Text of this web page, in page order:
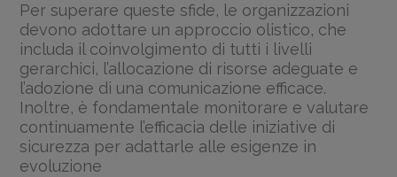
Per superare queste sfide, le organizzazioni
devono adottare un approccio olistico, che
includa il coinvolgimento di tutti i livelli
gerarchici, l’allocazione di risorse adeguate e
l’adozione di una comunicazione efficace.
Inoltre, è fondamentale monitorare e valutare
continuamente l’efficacia delle iniziative di
sicurezza per adattarle alle esigenze in
evoluzione